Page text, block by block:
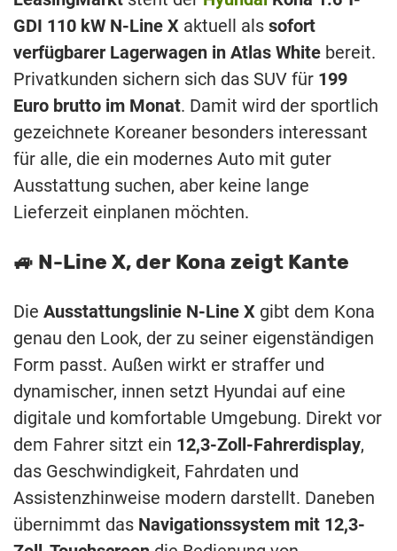
GDI 110 kW N-Line X aktuell als sofort
verfügbarer Lagerwagen in Atlas White bereit.
Privatkunden sichern sich das SUV für 199
Euro brutto im Monat. Damit wird der sportlich
gezeichnete Koreaner besonders interessant
für alle, die ein modernes Auto mit guter
Ausstattung suchen, aber keine lange
Lieferzeit einplanen möchten.
🚙 N-Line X, der Kona zeigt Kante
Die Ausstattungslinie N-Line X gibt dem Kona
genau den Look, der zu seiner eigenständigen
Form passt. Außen wirkt er straffer und
dynamischer, innen setzt Hyundai auf eine
digitale und komfortable Umgebung. Direkt vor
dem Fahrer sitzt ein 12,3-Zoll-Fahrerdisplay,
das Geschwindigkeit, Fahrdaten und
Assistenzhinweise modern darstellt. Daneben
übernimmt das Navigationssystem mit 12,3-